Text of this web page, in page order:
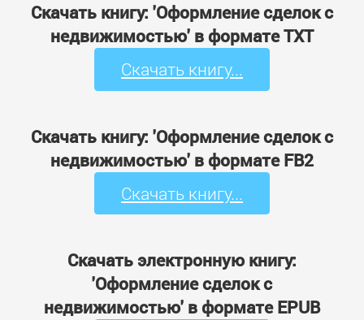
Скачать книгу: 'Оформление сделок с
недвижимостью' в формате TXT
Скачать книгу...
Скачать книгу: 'Оформление сделок с
недвижимостью' в формате FB2
Скачать книгу...
Скачать электронную книгу:
'Оформление сделок с
недвижимостью' в формате EPUB